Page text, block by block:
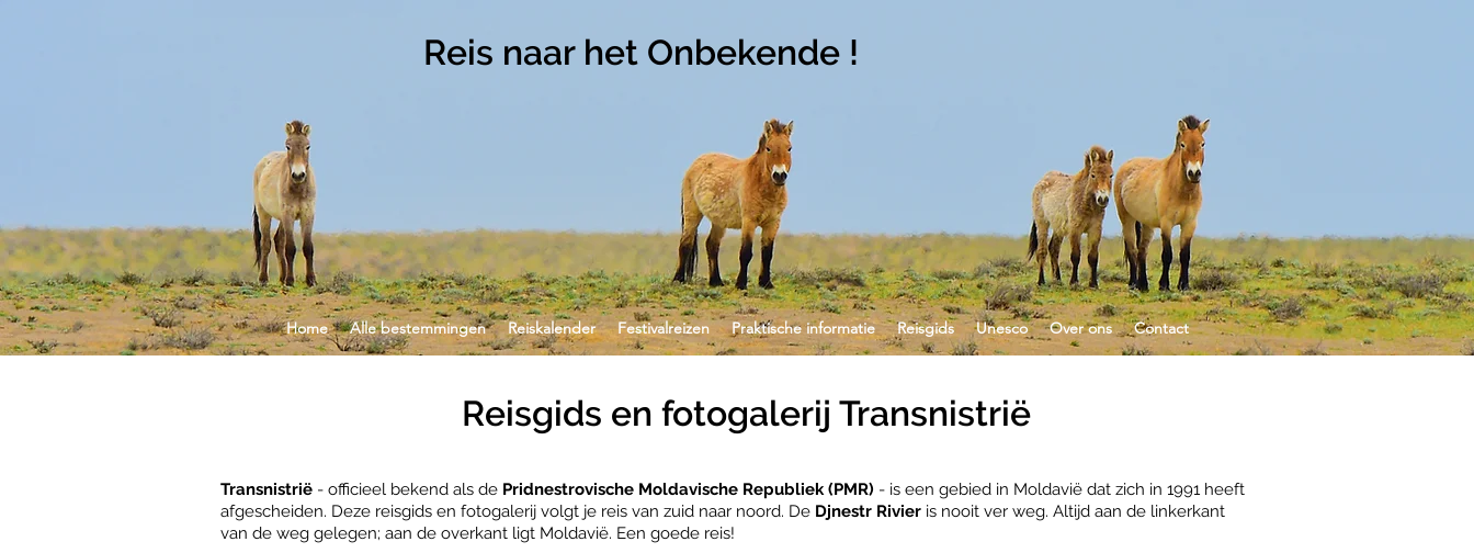
Reis naar het Onbekende !
Home Alle bestemmingen Reiskalender Festivalreizen Praktische informatie Reisgids Unesco Over ons Contact
Reisgids en fotogalerij Transnistrië
Transnistrië - officieel bekend als de Pridnestrovische Moldavische Republiek (PMR) - is een gebied in Moldavië dat zich in 1991 heeft
afgescheiden. Deze reisgids en fotogalerij volgt je reis van zuid naar noord. De Djnestr Rivier is nooit ver weg. Altijd aan de linkerkant
van de weg gelegen; aan de overkant ligt Moldavië. Een goede reis!